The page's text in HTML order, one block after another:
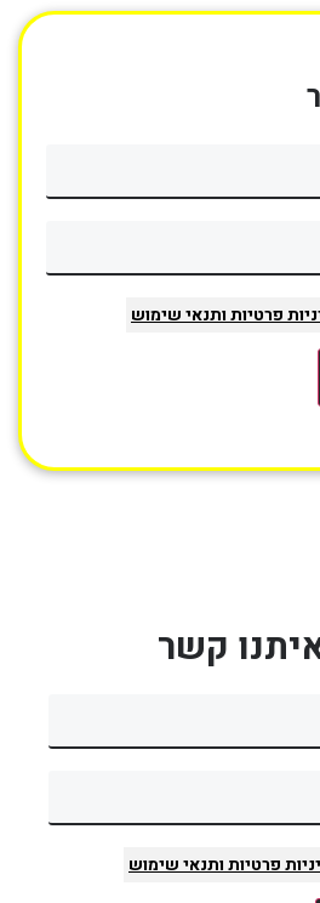
פרטיותותנאי שימוש
קשר
פרטיותותנאי שימוש